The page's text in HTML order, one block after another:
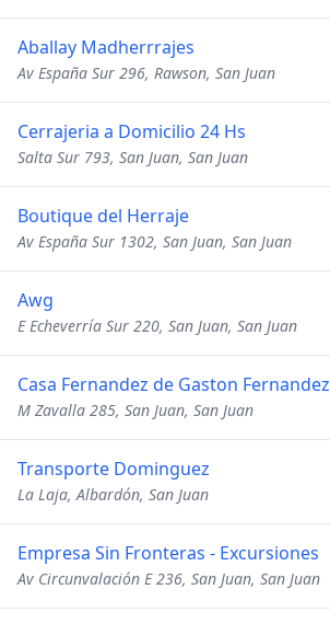
Aballay Madherrrajes
Av España Sur 296, Rawson, San Juan
Cerrajeria a Domicilio 24 Hs
Salta Sur 793, San Juan, San Juan
Boutique del Herraje
Av España Sur 1302, San Juan, San Juan
Awg
E Echeverría Sur 220, San Juan, San Juan
Casa Fernandez de Gaston Fernandez
M Zavalla 285, San Juan, San Juan
Transporte Dominguez
La Laja, Albardón, San Juan
Empresa Sin Fronteras - Excursiones
Av Circunvalación E 236, San Juan, San Juan